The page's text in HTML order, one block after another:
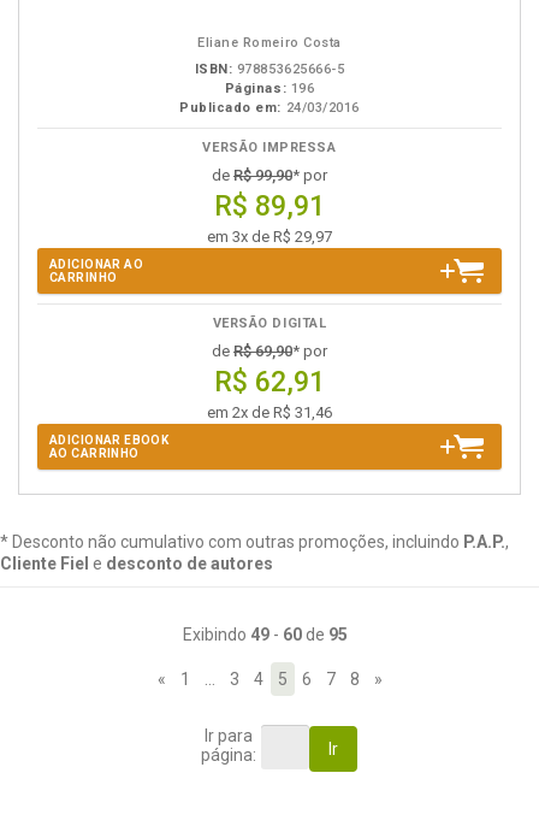
Eliane Romeiro Costa
ISBN: 978853625666-5
Páginas: 196
Publicado em: 24/03/2016
VERSÃO IMPRESSA
de R$ 99,90* por
R$ 89,91
em 3x de R$ 29,97
ADICIONAR AO
CARRINHO
VERSÃO DIGITAL
de R$ 69,90* por
R$ 62,91
em 2x de R$ 31,46
ADICIONAR EBOOK
AO CARRINHO
* Desconto não cumulativo com outras promoções, incluindo P.A.P.,
Cliente Fiel e desconto de autores
Exibindo 49- 60de 95
« 1 3 4 5 6 7 8 »
Ir para
página:
Ir